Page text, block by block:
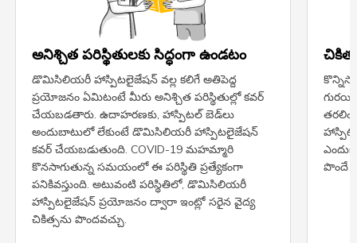
అనిశ్చిత పరిస్థితులకు సిద్ధంగా ఉండటం
డొమిసిలియరీ హాస్పిటలైజేషన్ వల్ల కలిగే అతిపెద్ద
ప్రయోజనం ఏమిటంటే మీరు అనిశ్చిత పరిస్థితుల్లో కవర్
చేయబడతారు. ఉదాహరణకు, హాస్పిటల్ బెడ్‌లు
అందుబాటులో లేకుంటే డొమిసిలియరీ హాస్పిటలైజేషన్
కవర్ చేయబడుతుంది. COVID-19 మహమ్మారి
కొనసాగుతున్న సమయంలో ఈ పరిస్థితి ప్రత్యేకంగా
పనికివస్తుంది. అటువంటి పరిస్థితిలో, డొమిసిలియరీ
హాస్పిటలైజేషన్ ప్రయోజనం ద్వారా ఇంట్లో సరైన వైద్య
చికిత్సను పొందవచ్చు.
పొందే